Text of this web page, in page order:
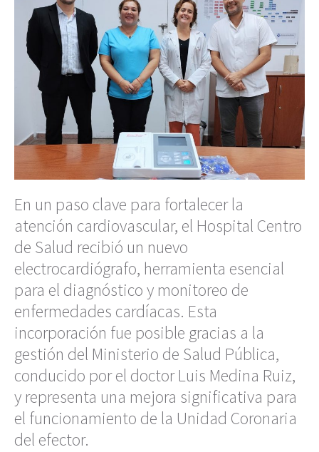
En un paso clave para fortalecer la
atención cardiovascular, el Hospital Centro
de Salud recibió un nuevo
electrocardiógrafo, herramienta esencial
para el diagnóstico y monitoreo de
enfermedades cardíacas. Esta
incorporación fue posible gracias a la
gestión del Ministerio de Salud Pública,
conducido por el doctor Luis Medina Ruiz,
y representa una mejora significativa para
el funcionamiento de la Unidad Coronaria
del efector.